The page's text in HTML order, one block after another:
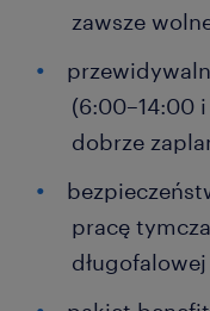
zawsze
(6:00–14:00
dobrze
pracę